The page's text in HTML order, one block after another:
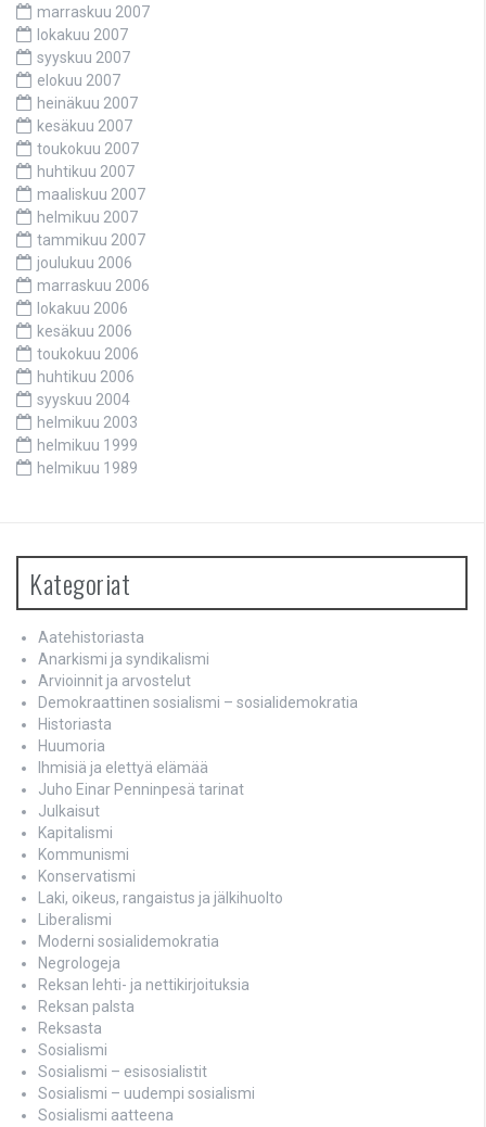
marraskuu 2007
lokakuu 2007
syyskuu 2007
elokuu 2007
heinäkuu 2007
kesäkuu 2007
toukokuu 2007
huhtikuu 2007
maaliskuu 2007
helmikuu 2007
tammikuu 2007
joulukuu 2006
marraskuu 2006
lokakuu 2006
kesäkuu 2006
toukokuu 2006
huhtikuu 2006
syyskuu 2004
helmikuu 2003
helmikuu 1999
helmikuu 1989
Kategoriat
Aatehistoriasta
Anarkismi ja syndikalismi
Arvioinnit ja arvostelut
Demokraattinen sosialismi – sosialidemokratia
Historiasta
Huumoria
Ihmisiä ja elettyä elämää
Juho Einar Penninpesä tarinat
Julkaisut
Kapitalismi
Kommunismi
Konservatismi
Laki, oikeus, rangaistus ja jälkihuolto
Liberalismi
Moderni sosialidemokratia
Negrologeja
Reksan lehti- ja nettikirjoituksia
Reksan palsta
Reksasta
Sosialismi
Sosialismi – esisosialistit
Sosialismi – uudempi sosialismi
Sosialismi aatteena